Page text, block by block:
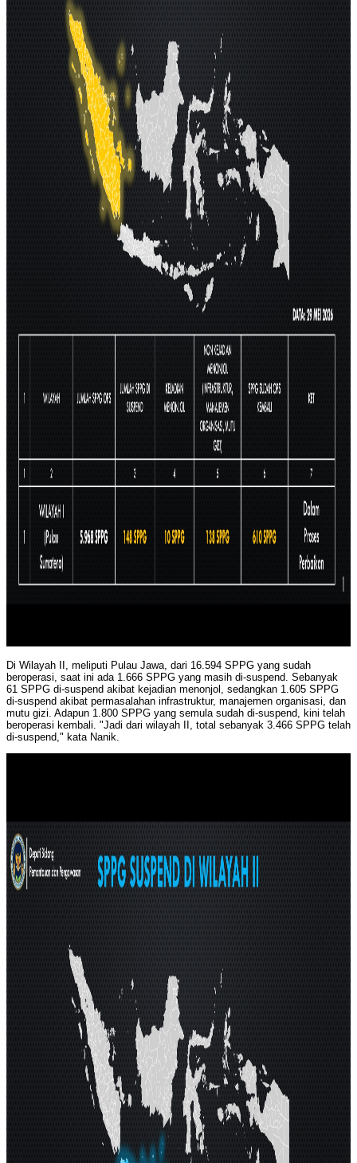
Di Wilayah II, meliputi Pulau Jawa, dari 16.594 SPPG yang sudah
beroperasi, saat ini ada 1.666 SPPG yang masih di-suspend. Sebanyak
61 SPPG di-suspend akibat kejadian menonjol, sedangkan 1.605 SPPG
di-suspend akibat permasalahan infrastruktur, manajemen organisasi, dan
mutu gizi. Adapun 1.800 SPPG yang semula sudah di-suspend, kini telah
beroperasi kembali. "Jadi dari wilayah II, total sebanyak 3.466 SPPG telah
di-suspend," kata Nanik.